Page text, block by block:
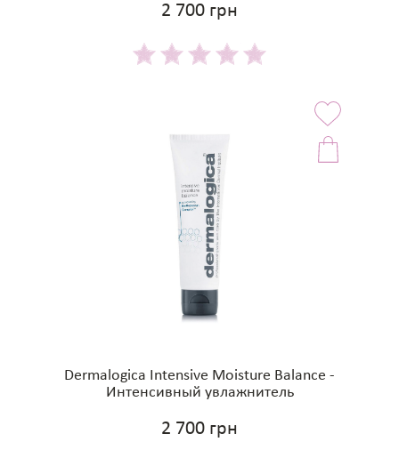
2 700 грн
Dermalogica Intensive Moisture Balance -
Интенсивный увлажнитель
2 700 грн